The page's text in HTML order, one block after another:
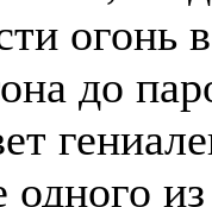
огонь
до
одного